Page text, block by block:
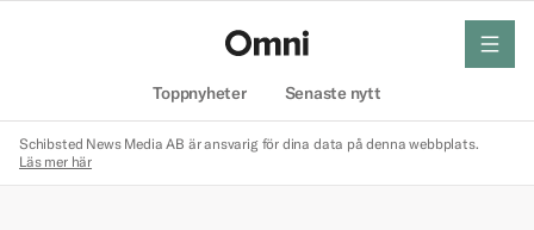
Toppnyheter Senaste nytt
meny
Schibsted News Media AB är ansvarig för dina data på denna webbplats.
Läs mer här